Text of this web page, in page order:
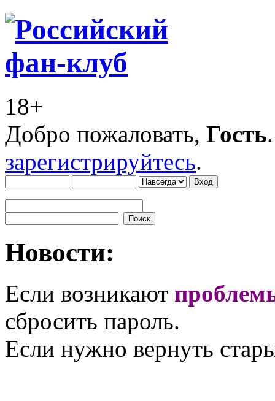
18+
Добро пожаловать, Гость
зарегистрируйтесь.
Новости:
Если возникают
сбросить пароль.
Если нужно вернуть